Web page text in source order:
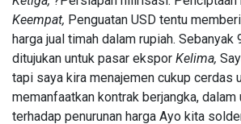
Indonesia
Raya di
Pasar
Baru
Aset
Lancar
BRMS Tiga
Kali
Liabilitas,
tetapi
Separuhnya
07 Aug,
2026
66
views
ENERGI
Keempat, Penguatan USD tentu
harga jual timah dalam rupiah. Sebanyak
ditujukan untuk pasar ekspor Kelima,
tapi saya kira menajemen cukup cerdas
memanfaatkan kontrak berjangka,
terhadap penurunan harga Ayo kita